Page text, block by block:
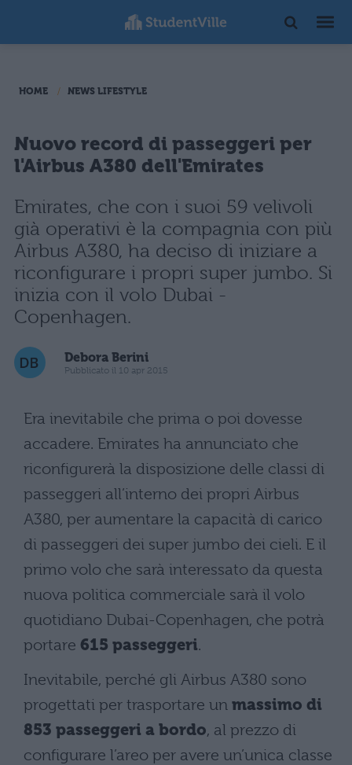
HOME NEWS LIFESTYLE
Nuovo record di passeggeri per
l'Airbus A380 dell'Emirates
Emirates, che con i suoi 59 velivoli
già operativi è la compagnia con più
Airbus A380, ha deciso di iniziare a
riconfigurare i propri super jumbo. Si
inizia con il volo Dubai -
Copenhagen.
Debora Berini
Pubblicato il 10 apr 2015
Era inevitabile che prima o poi dovesse
accadere. Emirates ha annunciato che
riconfigurerà la disposizione delle classi di
passeggeri all’interno dei propri Airbus
A380, per aumentare la capacità di carico
di passeggeri dei super jumbo dei cieli. E il
primo volo che sarà interessato da questa
nuova politica commerciale sarà il volo
quotidiano Dubai-Copenhagen, che potrà
portare 615 passeggeri.
Inevitabile, perché gli Airbus A380 sono
progettati per trasportare un massimo di
853 passeggeri a bordo, al prezzo di
configurare l’areo per avere un’unica classe